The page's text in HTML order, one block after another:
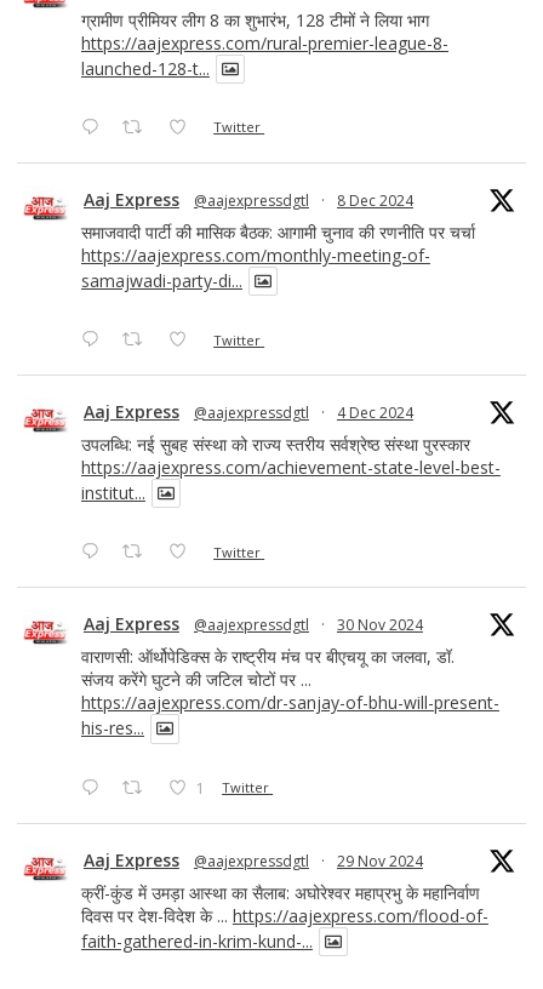
ग्रामीण प्रीमियर लीग 8 का शुभारंभ, 128 टीमों ने लिया भाग
https://aajexpress.com/rural-premier-league-8-
launched-128-t...
Twitter
Aaj Express @aajexpressdgtl · 8 Dec 2024
समाजवादी पार्टी की मासिक बैठक: आगामी चुनाव की रणनीति पर चर्चा
https://aajexpress.com/monthly-meeting-of-
samajwadi-party-di...
Twitter
Aaj Express @aajexpressdgtl · 4 Dec 2024
उपलब्धि: नई सुबह संस्था को राज्य स्तरीय सर्वश्रेष्ठ संस्था पुरस्कार
https://aajexpress.com/achievement-state-level-best-
institut...
Twitter
Aaj Express @aajexpressdgtl · 30 Nov 2024
वाराणसी: ऑर्थोपेडिक्स के राष्ट्रीय मंच पर बीएचयू का जलवा, डॉ.
संजय करेंगे घुटने की जटिल चोटों पर ...
https://aajexpress.com/dr-sanjay-of-bhu-will-present-
his-res...
1 Twitter
Aaj Express @aajexpressdgtl · 29 Nov 2024
क्रीं-कुंड में उमड़ा आस्था का सैलाब: अघोरेश्वर महाप्रभु के महानिर्वाण
दिवस पर देश-विदेश के ... https://aajexpress.com/flood-of-
faith-gathered-in-krim-kund-...